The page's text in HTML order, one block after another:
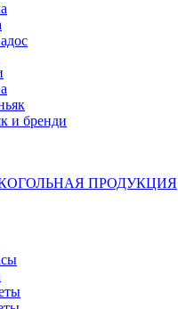
и бренди
ПРОДУКЦИЯ